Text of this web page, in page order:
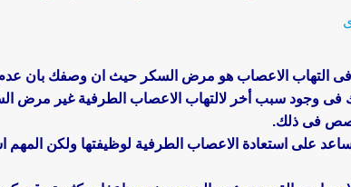
فى التهاب الاعصاب هو مرض السكر حيث ان وصفك بان
فى وجود سبب أخر لالتهاب الاعصاب الطرفية غير مرض
فى ذلك.
على استعادة الاعصاب الطرفية لوظيفتها ولكن المهم